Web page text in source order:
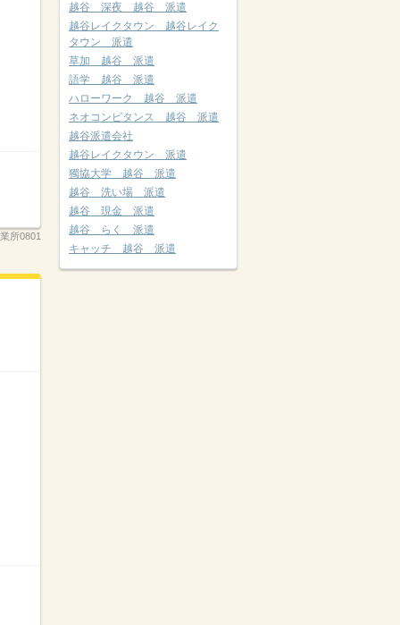
所0801
越谷 深夜 越谷 派遣
越谷レイクタウン 越谷レイク
タウン 派遣
草加 越谷 派遣
語学 越谷 派遣
ハローワーク 越谷 派遣
ネオコンピタンス 越谷 派遣
越谷派遣会社
越谷レイクタウン 派遣
獨協大学 越谷 派遣
越谷 洗い場 派遣
越谷 現金 派遣
越谷 らく 派遣
キャッチ 越谷 派遣